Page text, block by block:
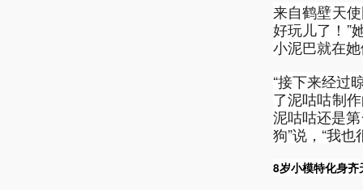
来自鹤壁天
好玩儿了！”
小泥巴就在
“接下来经过
了泥咕咕制
泥咕咕还是
狗”说，“我
8岁小模特化身